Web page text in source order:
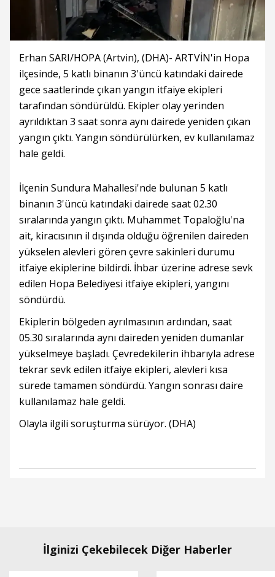
Erhan SARI/HOPA (Artvin), (DHA)- ARTVİN'in Hopa
ilçesinde, 5 katlı binanın 3'üncü katındaki dairede
gece saatlerinde çıkan yangın itfaiye ekipleri
tarafından söndürüldü. Ekipler olay yerinden
ayrıldıktan 3 saat sonra aynı dairede yeniden çıkan
yangın çıktı. Yangın söndürülürken, ev kullanılamaz
hale geldi.
İlçenin Sundura Mahallesi'nde bulunan 5 katlı
binanın 3'üncü katındaki dairede saat 02.30
sıralarında yangın çıktı. Muhammet Topaloğlu'na
ait, kiracısının il dışında olduğu öğrenilen daireden
yükselen alevleri gören çevre sakinleri durumu
itfaiye ekiplerine bildirdi. İhbar üzerine adrese sevk
edilen Hopa Belediyesi itfaiye ekipleri, yangını
söndürdü.
Ekiplerin bölgeden ayrılmasının ardından, saat
05.30 sıralarında aynı daireden yeniden dumanlar
yükselmeye başladı. Çevredekilerin ihbarıyla adrese
tekrar sevk edilen itfaiye ekipleri, alevleri kısa
sürede tamamen söndürdü. Yangın sonrası daire
kullanılamaz hale geldi.
Olayla ilgili soruşturma sürüyor. (DHA)
İlginizi Çekebilecek Diğer Haberler